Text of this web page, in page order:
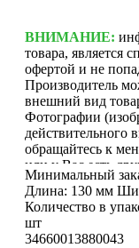
ВНИМАНИЕ:
товара, является
офертой и не
Производитель
внешний вид
Фотографии
действительного
обращайтесь к
или у Вас есть
товаров -
info@mirfermer.ru
Минимальный
Длина: 130 мм
Количество в
шт
34660013880043